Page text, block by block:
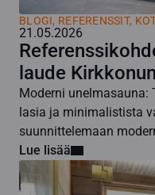
BLOGI, REFERENSSIT,
21.05.2026
laude
Moderni unelmasauna:
lasia ja minimalistista
suunnittelemaan
Lue lisää